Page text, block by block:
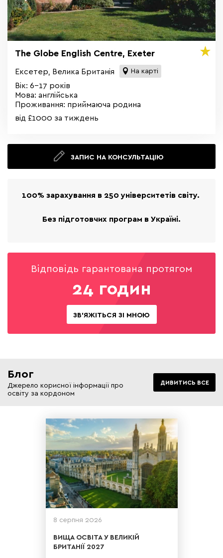
The Globe English Centre, Exeter
Ексетер, Велика Британія На карті
Вік: 6-17 років
Мова: англійська
Проживання: приймаюча родина
від £1000 за тиждень
ЗАПИС НА КОНСУЛЬТАЦІЮ
100% зарахування в 250 університетів світу.
Без підготовчих програм в Україні.
Відповідь гарантована протягом
24 годин
ЗВ'ЯЖІТЬСЯ ЗІ МНОЮ
Блог
Джерело корисної інформації про
освіту за кордоном
ДИВИТИСЬ ВСЕ
8 серпня 2026
ВИЩА ОСВІТА У ВЕЛИКІЙ
БРИТАНІЇ 2027
Освіта в Великій Британії є
еталоном якості і мрією для
багатьох іноземних студентів.
Саме тут воліють навчати своїх
дітей власники мульти мільйонних
корпорацій і світова еліта.